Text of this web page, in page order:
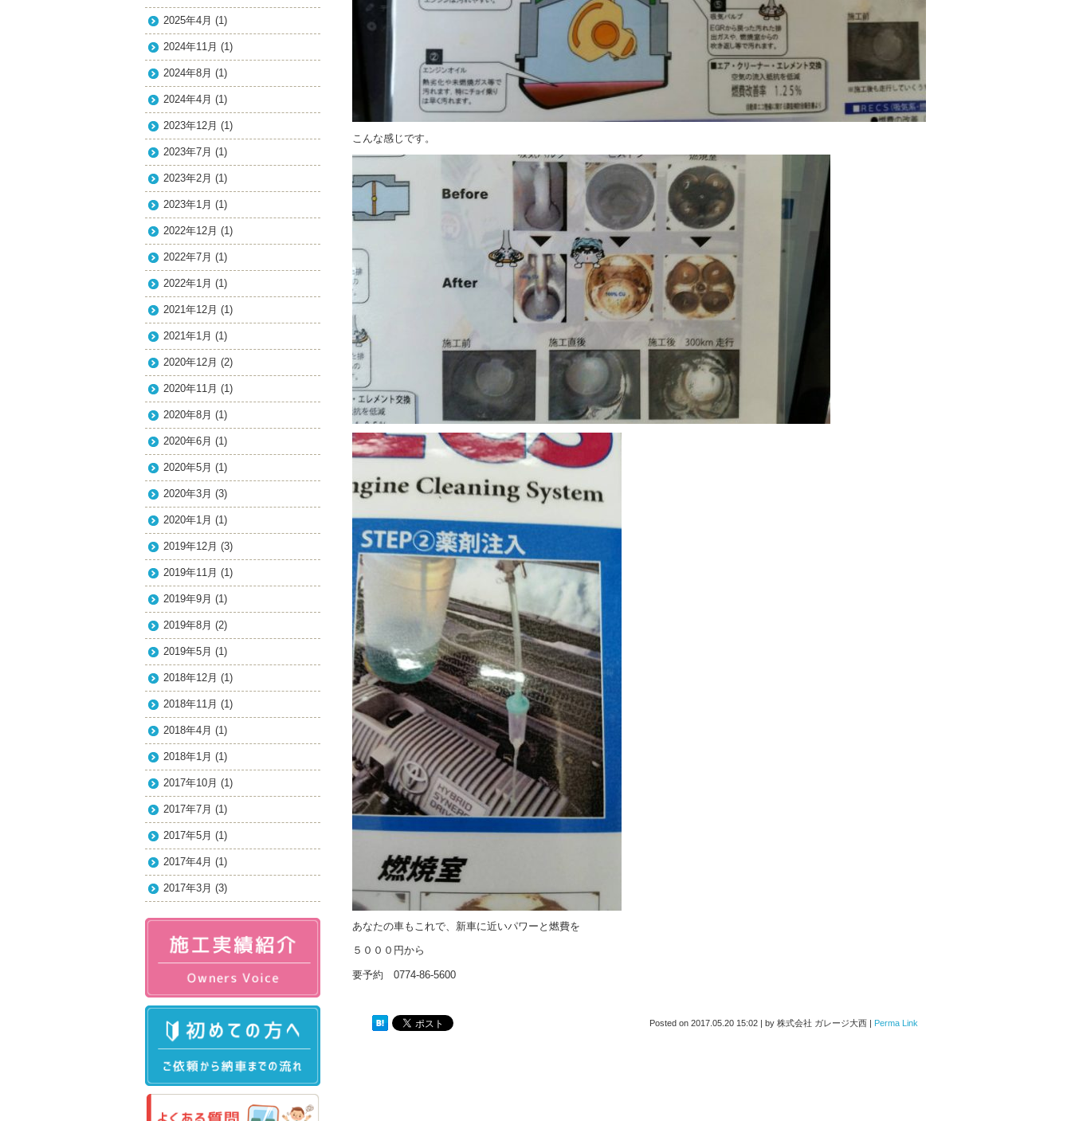
こんな感じです。
あなたの車もこれで、新車に近いパワーと燃費を
５０００円から
要予約 0774-86-5600
Posted on 2017.05.20 15:02 | by 株式会社 ガレージ大西 | Perma Link
2025年4月 (1)
2024年11月 (1)
2024年8月 (1)
2024年4月 (1)
2023年12月 (1)
2023年7月 (1)
2023年2月 (1)
2023年1月 (1)
2022年12月 (1)
2022年7月 (1)
2022年1月 (1)
2021年12月 (1)
2021年1月 (1)
2020年12月 (2)
2020年11月 (1)
2020年8月 (1)
2020年6月 (1)
2020年5月 (1)
2020年3月 (3)
2020年1月 (1)
2019年12月 (3)
2019年11月 (1)
2019年9月 (1)
2019年8月 (2)
2019年5月 (1)
2018年12月 (1)
2018年11月 (1)
2018年4月 (1)
2018年1月 (1)
2017年10月 (1)
2017年7月 (1)
2017年5月 (1)
2017年4月 (1)
2017年3月 (3)